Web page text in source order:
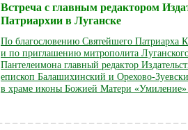
Встреча с главным редактором
Патриархии в Луганске
По благословению Святейшего Патриарха
и по приглашению митрополита
Пантелеимона главный редактор
епископ Балашихинский и Орехово-
в храме иконы Божией Матери «Умиление»